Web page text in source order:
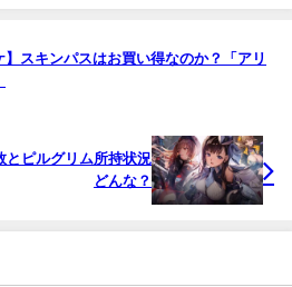
】スキンパスはお買い得なのか？「アリ
とピルグリム所持状況
どんな？